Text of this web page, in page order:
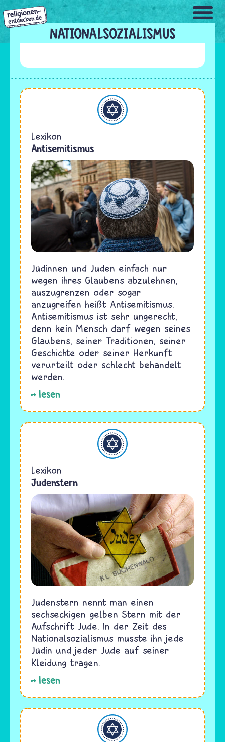
Direkt
zum
Inhalt
NATIONALSOZIALISMUS
Judentum
Lexikon
Antisemitismus
Jüdinnen und Juden einfach nur
wegen ihres Glaubens abzulehnen,
auszugrenzen oder sogar
anzugreifen heißt Antisemitismus.
Antisemitismus ist sehr ungerecht,
denn kein Mensch darf wegen seines
Glaubens, seiner Traditionen, seiner
Geschichte oder seiner Herkunft
verurteilt oder schlecht behandelt
werden.
lesen
Judentum
Lexikon
Judenstern
Judenstern nennt man einen
sechseckigen gelben Stern mit der
Aufschrift Jude. In der Zeit des
Nationalsozialismus musste ihn jede
Jüdin und jeder Jude auf seiner
Kleidung tragen.
lesen
Judentum